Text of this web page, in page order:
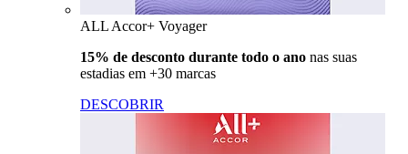
ALL Accor+ Voyager
15% de desconto durante todo o ano nas suas
estadias em +30 marcas
DESCOBRIR